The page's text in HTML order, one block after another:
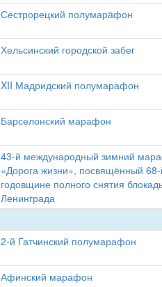
Сестрорецкий полумарaфон
Хельсинский городской забег
XII Мадридский полумарафон
Барселонский марафон
43-й международный зимний
«Дорога жизни», посвящённый
годовщине полного снятия
Ленинграда
2-й Гатчинский полумарафон
Афинский марафон